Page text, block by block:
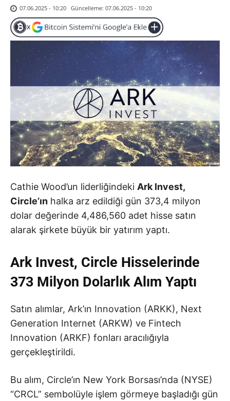
07.06.2025 - 10:20 Güncelleme: 07.06.2025 - 10:20
Cathie Wood’un liderliğindeki Ark Invest,
Circle’ın halka arz edildiği gün 373,4 milyon
dolar değerinde 4,486,560 adet hisse satın
alarak şirkete büyük bir yatırım yaptı.
Ark Invest, Circle Hisselerinde
373 Milyon Dolarlık Alım Yaptı
Satın alımlar, Ark’ın Innovation (ARKK), Next
Generation Internet (ARKW) ve Fintech
Innovation (ARKF) fonları aracılığıyla
gerçekleştirildi.
Bu alım, Circle’ın New York Borsası’nda (NYSE)
“CRCL” sembolüyle işlem görmeye başladığı gün